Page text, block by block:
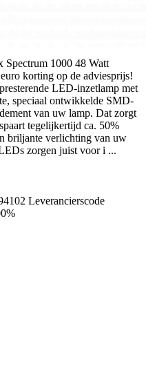
Spectrum 1000 48 Watt
korting op de adviesprijs!
LED-inzetlamp met
speciaal ontwikkelde SMD-
van uw lamp. Dat zorgt
tegelijkertijd ca. 50%
briljante verlichting van uw
zorgen juist voor i ...
Leverancierscode